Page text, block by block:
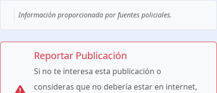
Información proporcionada por fuentes policiales.
Reportar Publicación
Si no te interesa esta publicación o
consideras que no debería estar en internet,